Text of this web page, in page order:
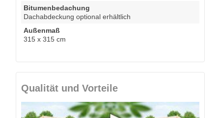
Bitumenbedachung
Dachabdeckung optional erhältlich
Außenmaß
315 x 315 cm
Qualität und Vorteile